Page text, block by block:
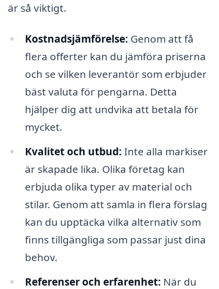
är så viktigt.
Kostnadsjämförelse: Genom att få
flera offerter kan du jämföra priserna
och se vilken leverantör som erbjuder
bäst valuta för pengarna. Detta
hjälper dig att undvika att betala för
mycket.
Kvalitet och utbud: Inte alla markiser
är skapade lika. Olika företag kan
erbjuda olika typer av material och
stilar. Genom att samla in flera förslag
kan du upptäcka vilka alternativ som
finns tillgängliga som passar just dina
behov.
Referenser och erfarenhet: När du